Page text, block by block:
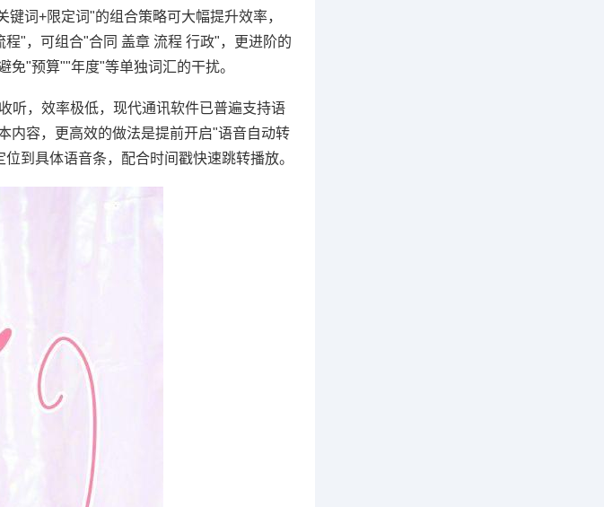
词+限定词"的组合策略可大幅提升效率，
"，可组合"合同 盖章 流程 行政"，更进阶的
"预算""年度"等单独词汇的干扰。
听，效率极低，现代通讯软件已普遍支持语
内容，更高效的做法是提前开启"语音自动转
到具体语音条，配合时间戳快速跳转播放。